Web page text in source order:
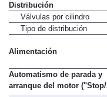
Distribución
Válvulas por cilindro
Tipo de distribución
Alimentación
Automatismo de parada y
arranque del motor